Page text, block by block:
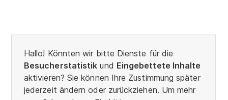
Hallo! Könnten wir bitte Dienste für die
Besucherstatistik und Eingebettete Inhalte
aktivieren? Sie können Ihre Zustimmung später
jederzeit ändern oder zurückziehen. Um mehr